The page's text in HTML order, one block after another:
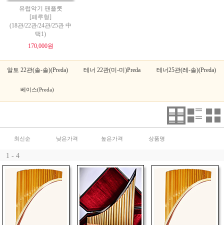
유럽악기 팬플룻
[페루형]
(18관/22관/24관/25관 中
택1)
170,000원
알토 22관(솔-솔)(Preda) 테너 22관(미-미)Preda 테너25관(레-솔)(Preda)
베이스(Preda)
최신순 낮은가격 높은가격 상품명
1 - 4